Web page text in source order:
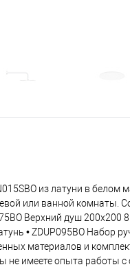
из латуни в белом
или ванной комнаты.
Верхний душ 200x200
• ZDUP095BO Набор
материалов и
имеете опыта работы с